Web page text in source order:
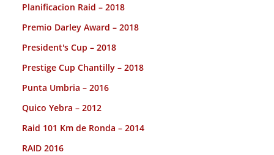
Planificacion Raid – 2018
Premio Darley Award – 2018
President's Cup – 2018
Prestige Cup Chantilly – 2018
Punta Umbria – 2016
Quico Yebra – 2012
Raid 101 Km de Ronda – 2014
RAID 2016